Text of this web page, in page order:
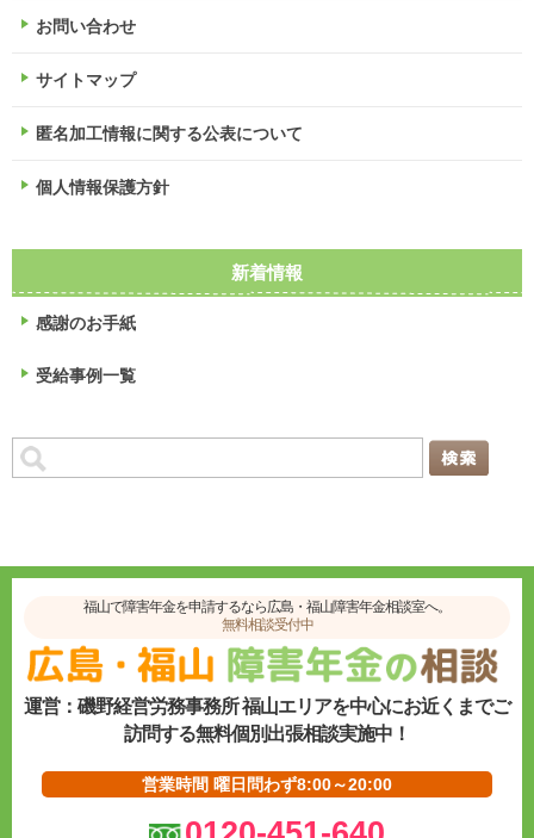
お問い合わせ
サイトマップ
匿名加工情報に関する公表について
個人情報保護方針
新着情報
感謝のお手紙
受給事例一覧
福山で障害年金を申請するなら広島・福山障害年金相談室へ。
無料相談受付中
運営：磯野経営労務事務所 福山エリアを中心にお近くまでご
訪問する無料個別出張相談実施中！
営業時間 曜日問わず8:00～20:00